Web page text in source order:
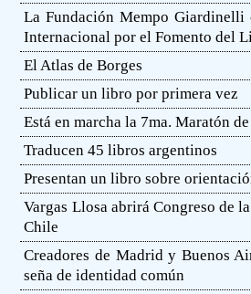
La Fundación Mempo Giardinelli
Internacional por el Fomento del
El Atlas de Borges
Publicar un libro por primera vez
Está en marcha la 7ma. Maratón
Traducen 45 libros argentinos
Presentan un libro sobre
Vargas Llosa abrirá Congreso de
Chile
Creadores de Madrid y Buenos
seña de identidad común